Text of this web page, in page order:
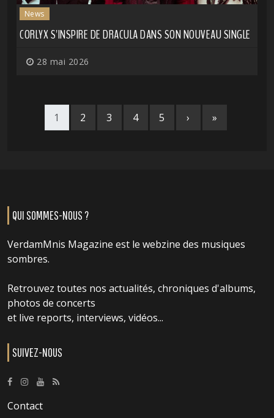
News
CORLYX S'INSPIRE DE DRACULA DANS SON NOUVEAU SINGLE
28 mai 2026
1 2 3 4 5 › »
QUI SOMMES-NOUS ?
VerdamMnis Magazine est le webzine des musiques
sombres.
Retrouvez toutes nos actualités, chroniques d'albums,
photos de concerts
et live reports, interviews, vidéos...
SUIVEZ-NOUS
Contact